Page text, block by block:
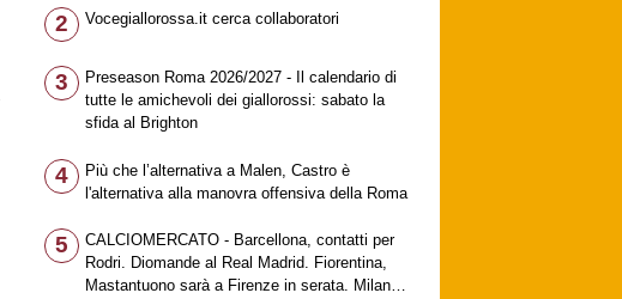
2 Vocegiallorossa.it cerca collaboratori
3
Preseason Roma 2026/2027 - Il calendario di
tutte le amichevoli dei giallorossi: sabato la
sfida al Brighton
4
Più che l’alternativa a Malen, Castro è
l'alternativa alla manovra offensiva della Roma
5
CALCIOMERCATO - Barcellona, contatti per
Rodri. Diomande al Real Madrid. Fiorentina,
Mastantuono sarà a Firenze in serata. Milan,